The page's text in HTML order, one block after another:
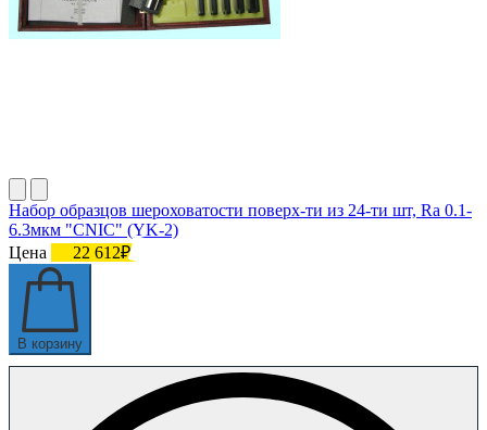
Набор образцов шероховатости поверх-ти из 24-ти шт, Ra 0.1-
6.3мкм "CNIC" (YK-2)
Цена
22 612₽
В корзину